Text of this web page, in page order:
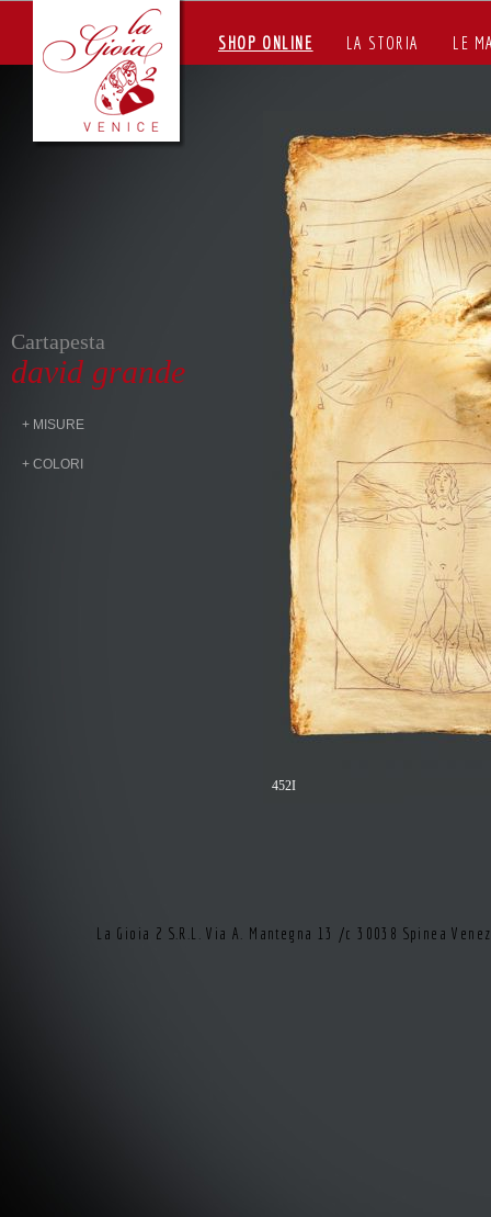
SHOP ONLINE LA STORIA LE
Cartapesta
david grande
+ MISURE
+ COLORI
452I
La Gioia 2 S.R.L. Via A. Mantegna 13 /c 30038 Spinea